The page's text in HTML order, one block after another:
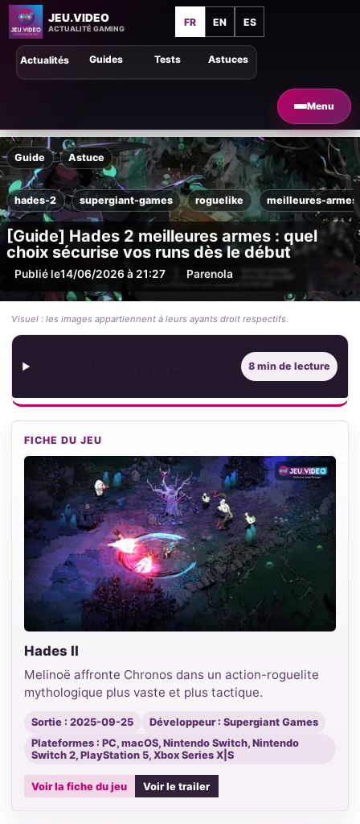
JEU.VIDEO
ACTUALITÉ GAMING
FR EN ES
Menu
Astuces
Guides Tests
Actualités
Guide Astuce
hades-2 supergiant-games roguelike meilleures-armes
[Guide] Hades 2 meilleures armes : quel
choix sécurise vos runs dès le début
Publié le14/06/2026 à 21:27 Parenola
Visuel : les images appartiennent à leurs ayants droit respectifs.
8 min de lecture
FICHE DU JEU
Hades II
Melinoë affronte Chronos dans un action-roguelite
mythologique plus vaste et plus tactique.
Sortie : 2025-09-25
Développeur : Supergiant Games
Plateformes : PC, macOS, Nintendo Switch, Nintendo
Switch 2, PlayStation 5, Xbox Series X|S
Voir la fiche du jeu Voir le trailer